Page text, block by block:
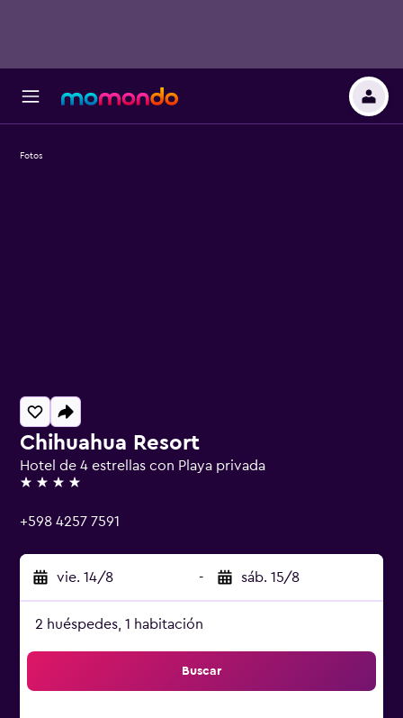
Chihuahua Resort
Hotel de 4 estrellas con Playa privada
4 estrellas
+598 4257 7591
vie. 14/8 - sáb. 15/8
2 huéspedes, 1 habitación
Buscar
Fotos